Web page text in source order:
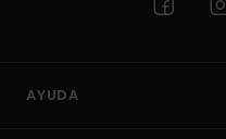
AYUDA